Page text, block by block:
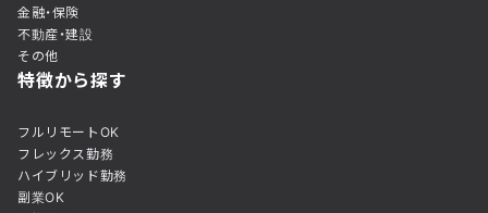
金融・保険
不動産・建設
その他
特徴から探す
フルリモートOK
フレックス勤務
ハイブリッド勤務
副業OK